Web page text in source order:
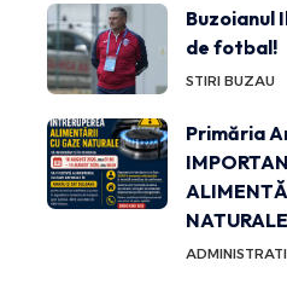
Buzoianul
de fotbal!
STIRI BUZAU
Primăria
NATURALE